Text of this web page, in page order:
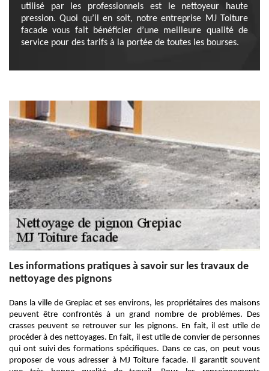
utilisé par les professionnels est le nettoyeur haute
pression. Quoi qu’il en soit, notre entreprise MJ Toiture
facade vous fait bénéficier d’une meilleure qualité de
service pour des tarifs à la portée de toutes les bourses.
Les informations pratiques à savoir sur les travaux de
nettoyage des pignons
Dans la ville de Grepiac et ses environs, les propriétaires des maisons
peuvent être confrontés à un grand nombre de problèmes. Des
crasses peuvent se retrouver sur les pignons. En fait, il est utile de
procéder à des nettoyages. En fait, il est utile de convier de personnes
qui ont suivi des formations spécifiques. Dans ce cas, on peut vous
proposer de vous adresser à MJ Toiture facade. Il garantit souvent